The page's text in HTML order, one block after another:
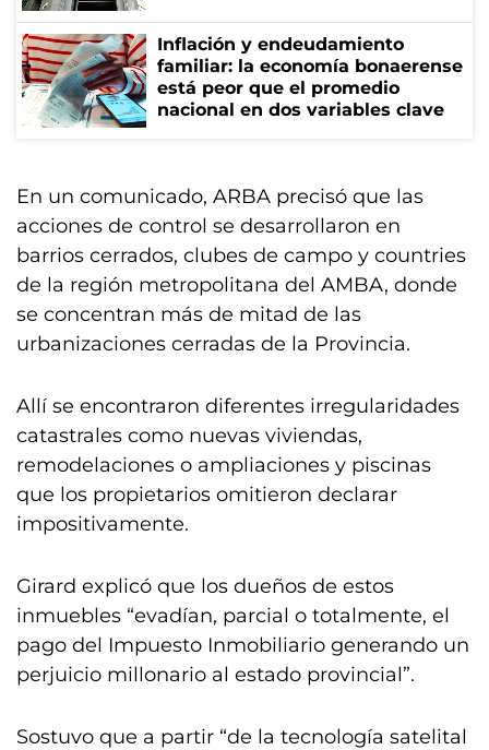
Inflación y endeudamiento
familiar: la economía bonaerense
está peor que el promedio
nacional en dos variables clave
En un comunicado, ARBA precisó que las
acciones de control se desarrollaron en
barrios cerrados, clubes de campo y countries
de la región metropolitana del AMBA, donde
se concentran más de mitad de las
urbanizaciones cerradas de la Provincia.
Allí se encontraron diferentes irregularidades
catastrales como nuevas viviendas,
remodelaciones o ampliaciones y piscinas
que los propietarios omitieron declarar
impositivamente.
Girard explicó que los dueños de estos
inmuebles “evadían, parcial o totalmente, el
pago del Impuesto Inmobiliario generando un
perjuicio millonario al estado provincial”.
Sostuvo que a partir “de la tecnología satelital